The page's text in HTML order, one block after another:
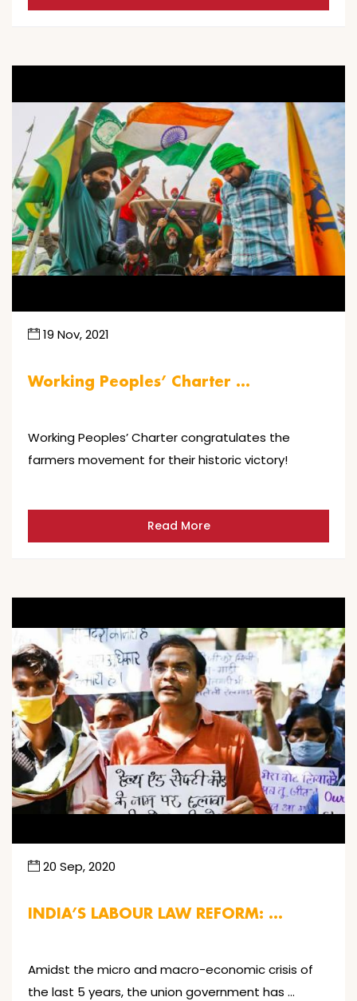
19 Nov, 2021
Working Peoples’ Charter …
Working Peoples’ Charter congratulates the
farmers movement for their historic victory!
Read More
20 Sep, 2020
INDIA’S LABOUR LAW REFORM: …
Amidst the micro and macro-economic crisis of
the last 5 years, the union government has …